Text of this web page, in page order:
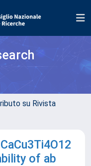
su Rivista
of ab